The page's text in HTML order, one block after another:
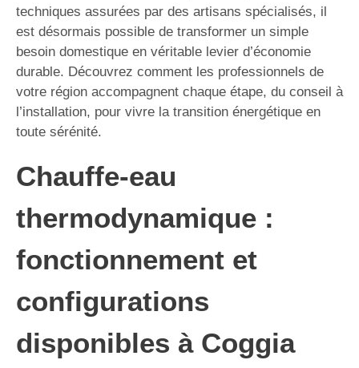
techniques assurées par des artisans spécialisés, il
est désormais possible de transformer un simple
besoin domestique en véritable levier d’économie
durable. Découvrez comment les professionnels de
votre région accompagnent chaque étape, du conseil à
l’installation, pour vivre la transition énergétique en
toute sérénité.
Chauffe-eau
thermodynamique :
fonctionnement et
configurations
disponibles à Coggia